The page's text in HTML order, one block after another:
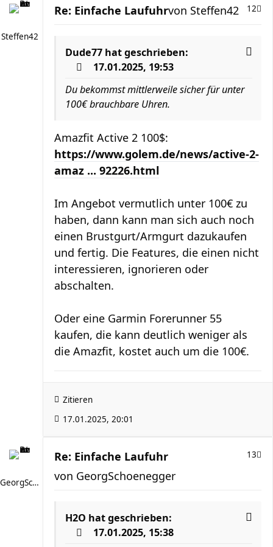
Steffen42
Re: Einfache Laufuhr 12
von Steffen42
Dude77 hat geschrieben:
17.01.2025, 19:53
Du bekommst mittlerweile sicher für unter
100€ brauchbare Uhren.
Amazfit Active 2 100$:
https://www.golem.de/news/active-2-
amaz ... 92226.html
Im Angebot vermutlich unter 100€ zu
haben, dann kann man sich auch noch
einen Brustgurt/Armgurt dazukaufen
und fertig. Die Features, die einen nicht
interessieren, ignorieren oder
abschalten.
Oder eine Garmin Forerunner 55
kaufen, die kann deutlich weniger als
die Amazfit, kostet auch um die 100€.
Zitieren
17.01.2025, 20:01
GeorgSchoenegger
Re: Einfache Laufuhr 13
von GeorgSchoenegger
H2O hat geschrieben:
17.01.2025, 15:38